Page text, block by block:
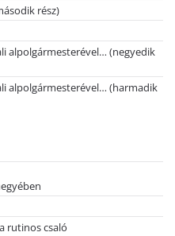
rész)
alpolgármesterével… (negyedik
alpolgármesterével… (harmadik
rutinos csaló